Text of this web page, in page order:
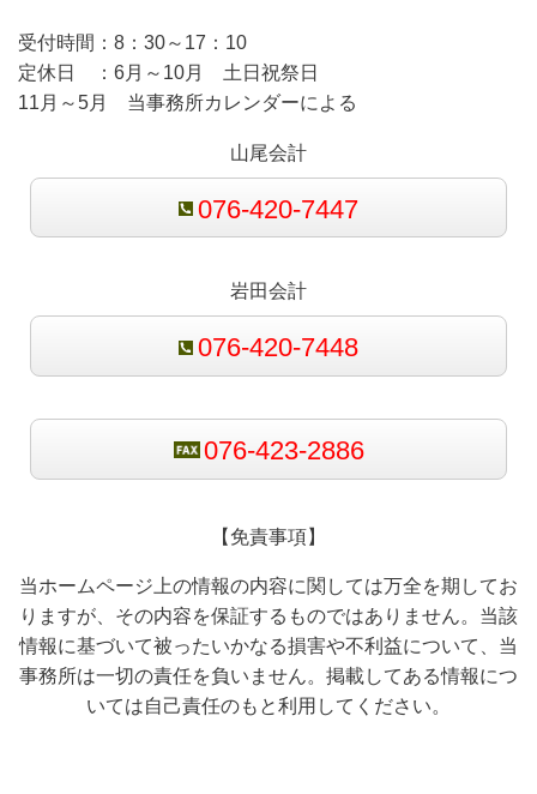
受付時間： 8：30～17：10
定休日 ： 6月～10月 土日祝祭日
11月～5月 当事務所カレンダーによる
山尾会計
076-420-7447
岩田会計
076-420-7448
076-423-2886
【免責事項】
当ホームページ上の情報の内容に関しては万全を期してお
りますが、その内容を保証するものではありません。当該
情報に基づいて被ったいかなる損害や不利益について、当
事務所は一切の責任を負いません。掲載してある情報につ
いては自己責任のもと利用してください。